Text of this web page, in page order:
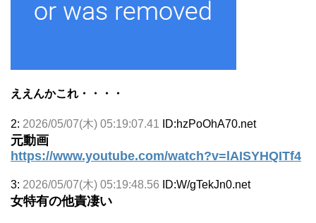
ええんかこれ・・・・
2: 2026/05/07(木) 05:19:07.41 ID:hzPoOhA70.net
元動画
https://www.youtube.com/watch?v=lAISYHQITf4
3: 2026/05/07(木) 05:19:48.56 ID:W/gTekJn0.net
女特有の他責凄い